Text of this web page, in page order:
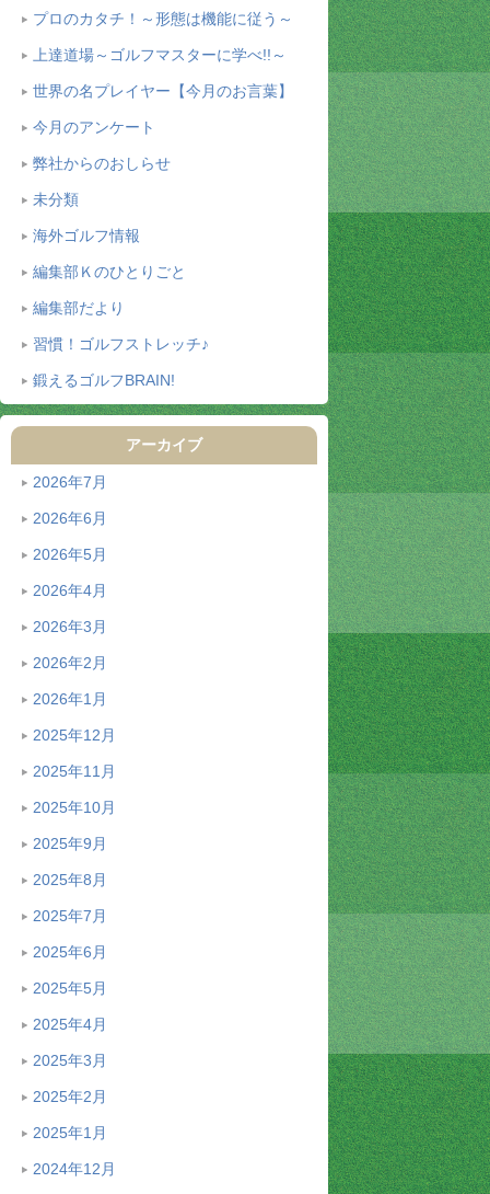
プロのカタチ！～形態は機能に従う～
上達道場～ゴルフマスターに学べ!!～
世界の名プレイヤー【今月のお言葉】
今月のアンケート
弊社からのおしらせ
未分類
海外ゴルフ情報
編集部Ｋのひとりごと
編集部だより
習慣！ゴルフストレッチ♪
鍛えるゴルフBRAIN!
アーカイブ
2026年7月
2026年6月
2026年5月
2026年4月
2026年3月
2026年2月
2026年1月
2025年12月
2025年11月
2025年10月
2025年9月
2025年8月
2025年7月
2025年6月
2025年5月
2025年4月
2025年3月
2025年2月
2025年1月
2024年12月